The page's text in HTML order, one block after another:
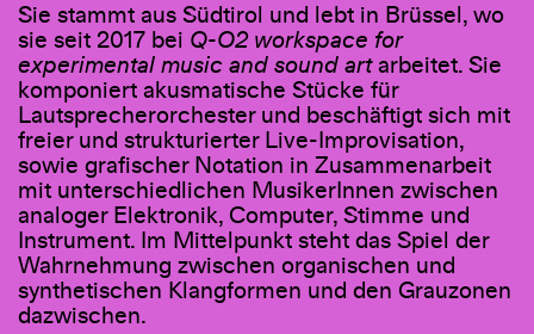
Sie stammt aus Südtirol und lebt in Brüssel, wo
sie seit 2017 bei Q-O2 workspace for
experimental music and sound artarbeitet. Sie
komponiert akusmatische Stücke für
Lautsprecherorchester und beschäftigt sich mit
freier und strukturierter Live-Improvisation,
sowie grafischer Notation in Zusammenarbeit
mit unterschiedlichen MusikerInnen zwischen
analoger Elektronik, Computer, Stimme und
Instrument. Im Mittelpunkt steht das Spiel der
Wahrnehmung zwischen organischen und
synthetischen Klangformen und den Grauzonen
dazwischen.